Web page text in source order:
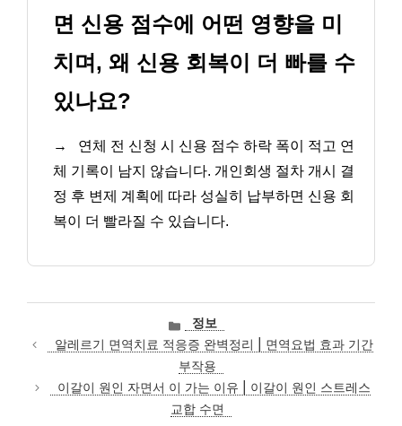
면 신용 점수에 어떤 영향을 미
치며, 왜 신용 회복이 더 빠를 수
있나요?
→
연체 전 신청 시 신용 점수 하락 폭이 적고 연
체 기록이 남지 않습니다. 개인회생 절차 개시 결
정 후 변제 계획에 따라 성실히 납부하면 신용 회
복이 더 빨라질 수 있습니다.
카
테
고
리
정보
알레르기 면역치료 적응증 완벽정리 | 면역요법 효과 기간
부작용
이갈이 원인 자면서 이 가는 이유 | 이갈이 원인 스트레스
교합 수면